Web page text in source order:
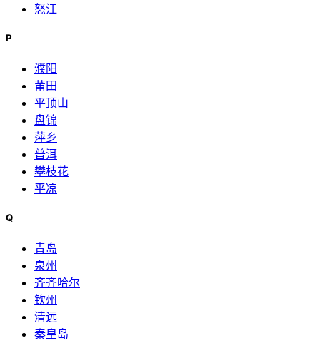
怒江
P
濮阳
莆田
平顶山
盘锦
萍乡
普洱
攀枝花
平凉
Q
青岛
泉州
齐齐哈尔
钦州
清远
秦皇岛